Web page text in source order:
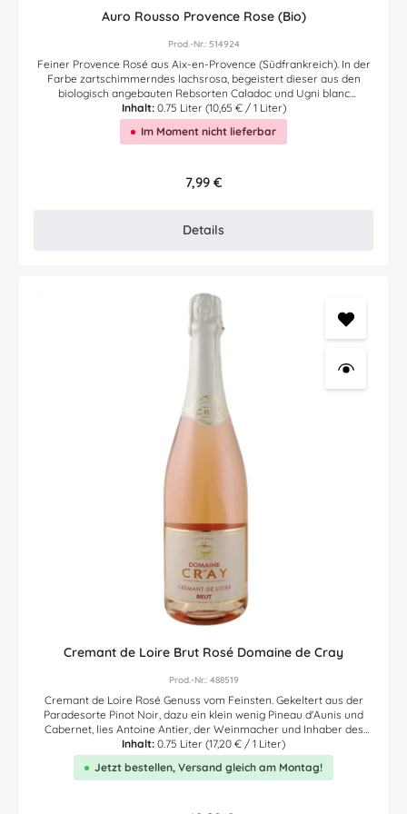
Auro Rousso Provence Rose (Bio)
Prod.-Nr.: 514924
Feiner Provence Rosé aus Aix-en-Provence (Südfrankreich). In der
Farbe zartschimmerndes lachsrosa, begeistert dieser aus den
biologisch angebauten Rebsorten Caladoc und Ugni blanc
gekelterte Rosewein bereits in der Nase durch frische Aromen
reifer Sommerfrüchte. Im Mund und am Gaumen zarte Mineralik,
frische Frucht und feinen Aromen. Der perfekte Rosé nicht nur für
Inhalt: 0.75 Liter (10,65 € / 1 Liter)
Im Moment nicht lieferbar
Regulärer Preis:
7,99 €
Details
Cremant de Loire Brut Rosé Domaine de Cray
Prod.-Nr.: 488519
Cremant de Loire Rosé Genuss vom Feinsten. Gekeltert aus der
Paradesorte Pinot Noir, dazu ein klein wenig Pineau d'Aunis und
Cabernet, lies Antoine Antier, der Weinmacher und Inhaber des
französischen Weingutes Domaine de Cray, diesen wunderbaren
Rosé für zirka 12 Monate auf der Flasche vergären. Bereits nach
dem Öffnen der Flasche begeistert dieser zart lachsfarbene Rosé
Inhalt: 0.75 Liter (17,20 € / 1 Liter)
Jetzt bestellen, Versand gleich am Montag!